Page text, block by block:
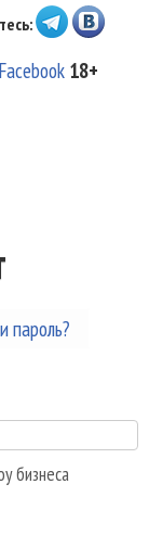
Facebook 18+
пароль?
бизнеса